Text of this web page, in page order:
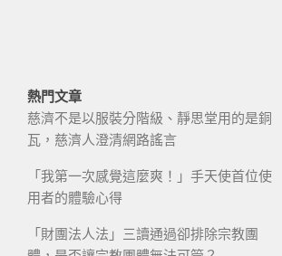
熱門文章
慈濟不是以服裝分階級、靜思堂用的是銅
瓦，慈濟人澄清網路謠言
「我第一次感覺這麼爽！」手天使首位使
用者的體驗心得
「財團法人法」三讀通過卻排除宗教團